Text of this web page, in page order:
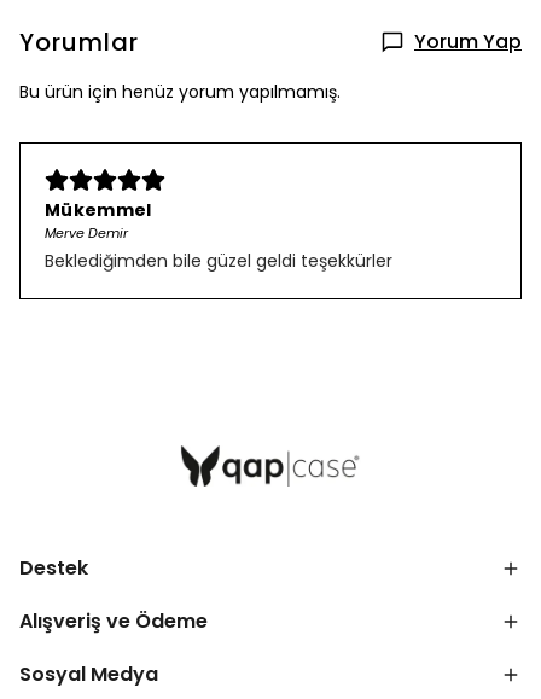
Yorumlar Yorum Yap
Bu ürün için henüz yorum yapılmamış.
Mükemmel
Merve Demir
Beklediğimden bile güzel geldi teşekkürler
Destek
Alışveriş ve Ödeme
Sosyal Medya